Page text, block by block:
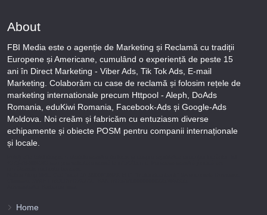
About
FBI Media este o agenție de Marketing și Reclamă cu tradiții
Europene și Americane, cumulând o experiență de peste 15
ani în Direct Marketing - Viber Ads, Tik Tok Ads, E-mail
Marketing. Colaborăm cu case de reclamă și folosim rețele de
marketing internationale precum Httpool - Aleph, DoAds
Romania, eduKiwi Romania, Facebook-Ads și Google-Ads
Moldova. Noi creăm și fabricăm cu entuziasm diverse
echipamente și obiecte POSM pentru companii internaționale
și locale.
Home